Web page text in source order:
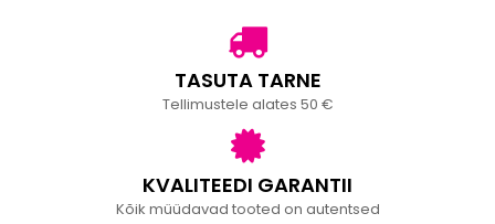
TASUTA TARNE
Tellimustele alates 50 €
KVALITEEDI GARANTII
Kõik müüdavad tooted on autentsed